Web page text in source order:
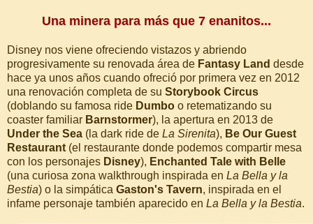
Una minera para más que 7 enanitos...
Disney nos viene ofreciendo vistazos y abriendo
progresivamente su renovada área de Fantasy Land desde
hace ya unos años cuando ofreció por primera vez en 2012
una renovación completa de su Storybook Circus
(doblando su famosa ride Dumbo o retematizando su
coaster familiar Barnstormer), la apertura en 2013 de
Under the Sea (la dark ride de La Sirenita), Be Our Guest
Restaurant (el restaurante donde podemos compartir mesa
con los personajes Disney), Enchanted Tale with Belle
(una curiosa zona walkthrough inspirada en La Bella y la
Bestia) o la simpática Gaston's Tavern, inspirada en el
infame personaje también aparecido en La Bella y la Bestia.